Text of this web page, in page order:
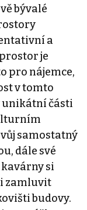
bývalé
a
je
pro nájemce,
v tomto
unikátní části
samostatný
dále své
si
zamluvit
budovy.